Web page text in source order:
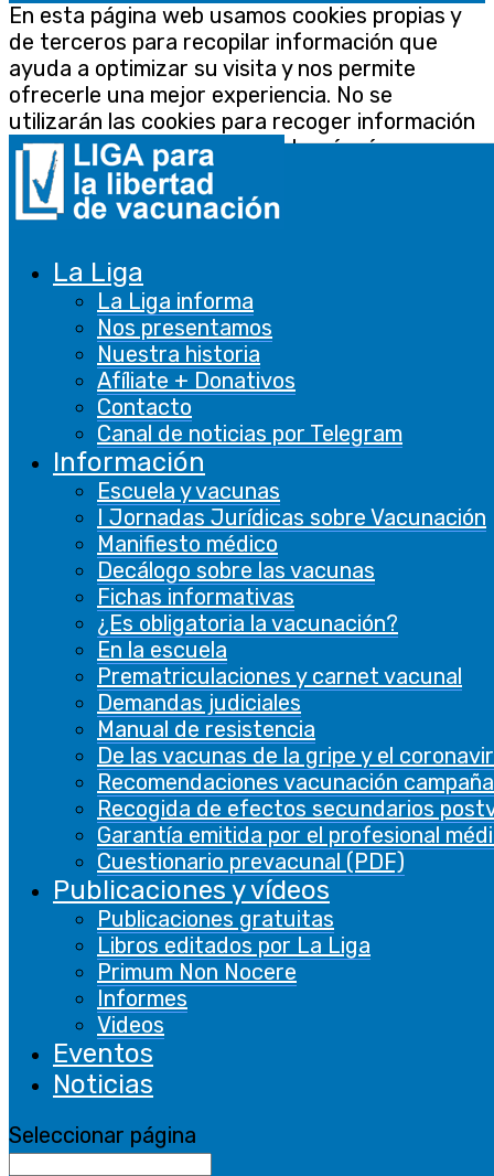
La Liga
La Liga informa
Nos presentamos
Nuestra historia
Afíliate + Donativos
Contacto
Canal de noticias por Telegram
Información
Escuela y vacunas
I Jornadas Jurídicas sobre Vacunación
Manifiesto médico
Decálogo sobre las vacunas
Fichas informativas
¿Es obligatoria la vacunación?
En la escuela
Prematriculaciones y carnet vacunal
Demandas judiciales
Manual de resistencia
De las vacunas de la gripe y el
Recomendaciones vacunación
Recogida de efectos secundarios
Garantía emitida por el profesional
Cuestionario prevacunal (PDF)
Publicaciones y vídeos
Publicaciones gratuitas
Libros editados por La Liga
Primum Non Nocere
Informes
Videos
Eventos
Noticias
Seleccionar página
En esta página web usamos cookies propias y
de terceros para recopilar información que
ayuda a optimizar su visita y nos permite
ofrecerle una mejor experiencia. No se
utilizarán las cookies para recoger información
de carácter personal. Encontrará más
información en nuestra
Clickando sobre el botón “ACEPTO”, consiente
el uso de TODAS las cookies. También puede
CONFIGURACIÓN DE COOKIES
Privacy Overview
Este sitio web utiliza cookies para
Necesarias
Necesarias
Siempre activado
Las cookies necesarias son absolutamente
esenciales para que el sitio web funcione
correctamente. Estas cookies garantizan
funcionalidades básicas y características de
seguridad del sitio web, de forma anónima.
Cookie
Duración Descripción
cookielawinfo-
checbox-analytics
Cookie